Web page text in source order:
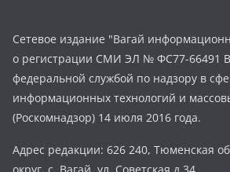
Сетевое издание "Вагай
о регистрации СМИ ЭЛ № ФС77-66491
федеральной службой по надзору в
информационных технологий и
(Роскомнадзор) 14 июля 2016 года.
Адрес редакции: 626 240, Тюменская